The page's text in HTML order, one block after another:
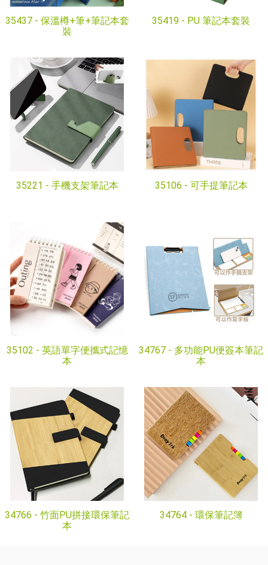
35437 - 保溫樽+筆+筆記本套
裝
35419 - PU 筆記本套裝
35221 - 手機支架筆記本 35106 - 可手提筆記本
35102 - 英語單字便攜式記憶
本
34767 - 多功能PU便簽本筆記
本
34766 - 竹面PU拼接環保筆記
本
34764 - 環保筆記簿